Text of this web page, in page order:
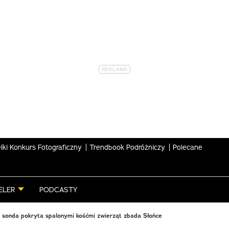
Konkurs Fotograficzny Trendbook Podróżniczy Polecane
PODCASTY
sonda pokryta spalonymi kośćmi zwierząt zbada Słońce